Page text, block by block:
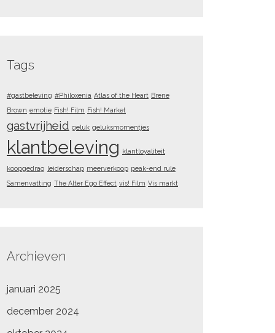
Tags
#gastbeleving #Philoxenia Atlas of the Heart Brene
Brown emotie Fish! Film Fish! Market
gastvrijheid geluk geluksmomentjes
klantbeleving klantloyaliteit
koopgedrag leiderschap meerverkoop peak-end rule
Samenvatting The Alter Ego Effect vis! Film Vis markt
Archieven
januari 2025
december 2024